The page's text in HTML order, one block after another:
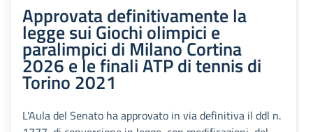
Approvata definitivamente la
legge sui Giochi olimpici e
paralimpici di Milano Cortina
2026 e le finali ATP di tennis di
Torino 2021
L'Aula del Senato ha approvato in via definitiva il ddl n.